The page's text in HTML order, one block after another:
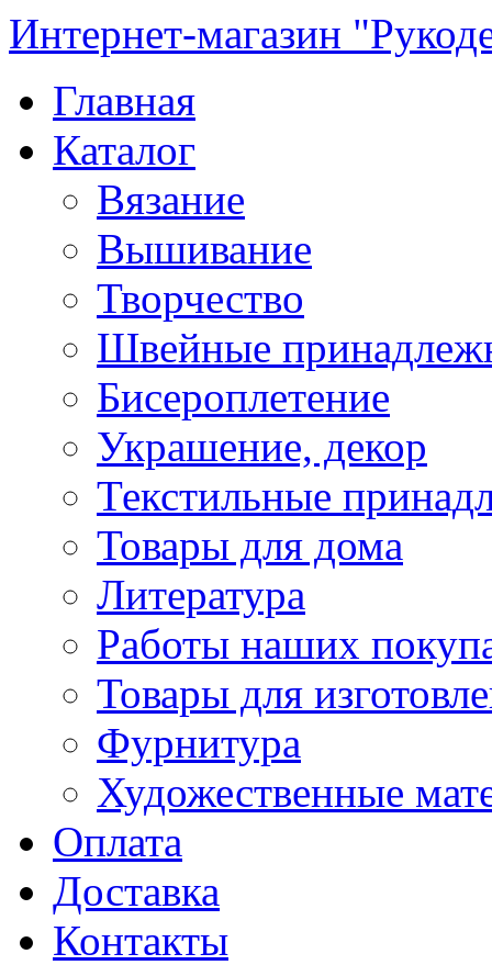
Интернет-магазин
Главная
Каталог
Вязание
Вышивание
Творчество
Швейные
Бисероплетение
Украшение, декор
Текстильные
Товары для дома
Литература
Работы наших
Товары для
Фурнитура
Художественные
Оплата
Доставка
Контакты